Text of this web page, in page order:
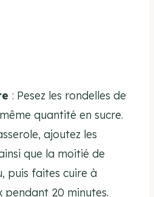
: Pesez les rondelles de
quantité en sucre.
ajoutez les
que la moitié de
puis faites cuire à
20 minutes.